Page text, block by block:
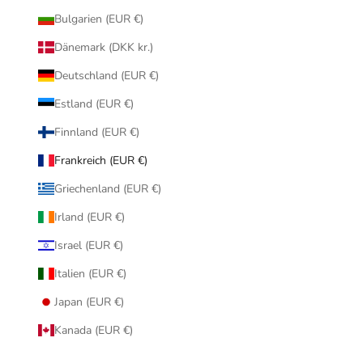
Bulgarien (EUR €)
Dänemark (DKK kr.)
Deutschland (EUR €)
Estland (EUR €)
Finnland (EUR €)
Frankreich (EUR €)
Griechenland (EUR €)
Irland (EUR €)
Israel (EUR €)
Italien (EUR €)
Japan (EUR €)
Kanada (EUR €)